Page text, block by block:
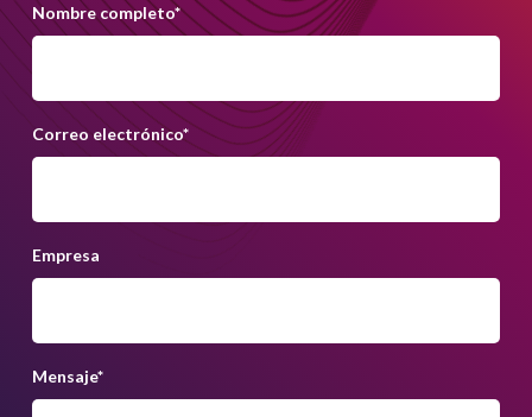
Nombre completo*
Correo electrónico*
Empresa
Mensaje*